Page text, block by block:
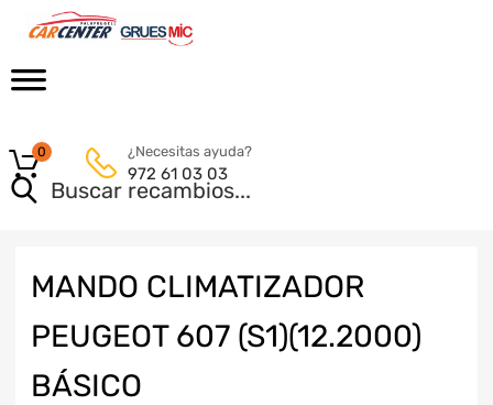
¿Necesitas ayuda?
972 61 03 03
0
MANDO CLIMATIZADOR
PEUGEOT 607 (S1)(12.2000)
BÁSICO